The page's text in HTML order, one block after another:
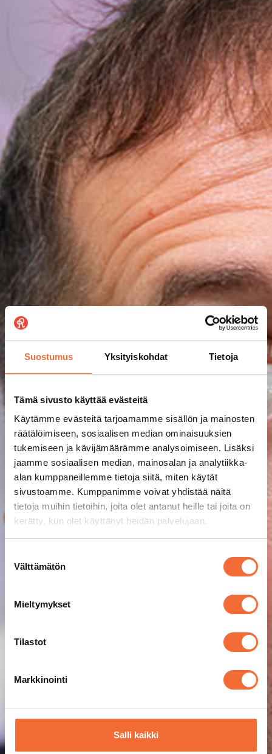
Suostumus Yksityiskohdat Tietoja
Tämä sivusto käyttää evästeitä
Käytämme evästeitä tarjoamamme sisällön ja mainosten
räätälöimiseen, sosiaalisen median ominaisuuksien
tukemiseen ja kävijämäärämme analysoimiseen. Lisäksi
jaamme sosiaalisen median, mainosalan ja analytiikka-
alan kumppaneillemme tietoja siitä, miten käytät
sivustoamme. Kumppanimme voivat yhdistää näitä
tietoja muihin tietoihin, joita olet antanut heille tai joita on
kerätty, kun olet käyttänyt heidän palvelujaan.
valinta
Välttämätön
Mieltymykset
Tilastot
Markkinointi
Salli kaikki